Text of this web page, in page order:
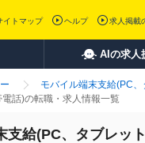
イトマップ ヘルプ 求人掲載
AIの求人
モバイル端末支給(PC
話)の転職・求人情報一覧
給(PC、タブレッ